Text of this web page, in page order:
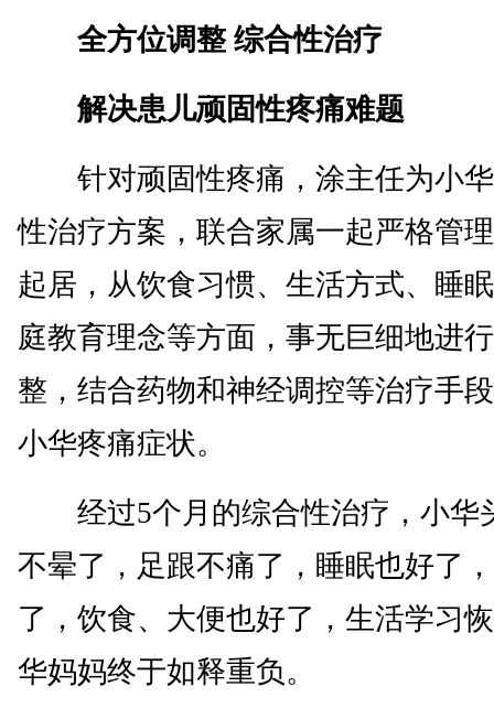
全方位调整 综合性治疗
解决患儿顽固性疼痛难题
针对顽固性疼痛，涂主任为小华
性治疗方案，联合家属一起严格管
起居，从饮食习惯、生活方式、睡
庭教育理念等方面，事无巨细地进
整，结合药物和神经调控等治疗手
小华疼痛症状。
经过5个月的综合性治疗，小华
不晕了，足跟不痛了，睡眠也好了
了，饮食、大便也好了，生活学习
华妈妈终于如释重负。